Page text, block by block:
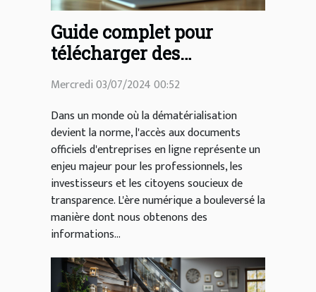
Guide complet pour
télécharger des
documents officiels
d'entreprises en ligne
Mercredi 03/07/2024 00:52
Dans un monde où la dématérialisation
devient la norme, l'accès aux documents
officiels d'entreprises en ligne représente un
enjeu majeur pour les professionnels, les
investisseurs et les citoyens soucieux de
transparence. L'ère numérique a bouleversé la
manière dont nous obtenons des
informations...